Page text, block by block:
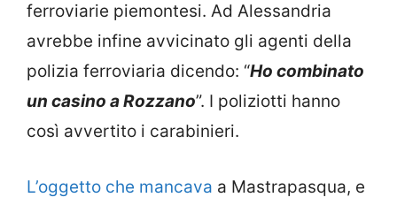
ferroviarie piemontesi. Ad Alessandria
avrebbe infine avvicinato gli agenti della
polizia ferroviaria dicendo: “Ho combinato
un casino a Rozzano”. I poliziotti hanno
così avvertito i carabinieri.
L’oggetto che mancava a Mastrapasqua, e